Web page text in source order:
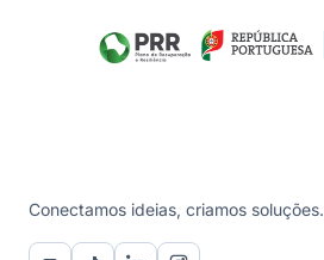
Conectamos ideias, criamos soluções.